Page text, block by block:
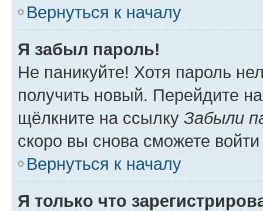
Вернуться к началу
Я забыл пароль!
Не паникуйте! Хотя пароль
получить новый. Перейдите
щёлкните на ссылку Забыли
скоро вы снова сможете
Вернуться к началу
Я только что